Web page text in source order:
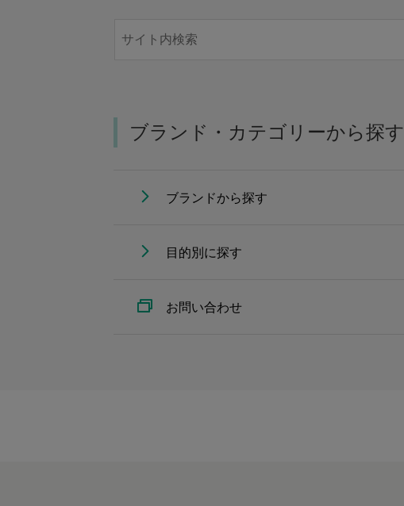
ブランド・カテゴリーから探す
ブランドから探す
目的別に探す
お問い合わせ